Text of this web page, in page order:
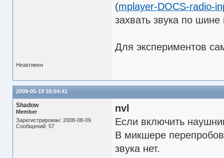
(mplayer-DOCS-radio-
захвать звука по
Для экспериментов
Неактивен
2009-05-19 16:54:41
Shadow
Member
Зарегистрирован: 2008-08-09
Сообщений: 57
nvl
Если включить
В микшере
звука нет.